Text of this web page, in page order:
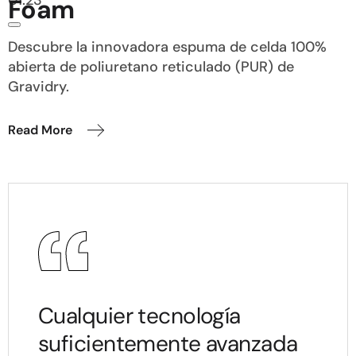
Foam
Descubre la innovadora espuma de celda 100%
abierta de poliuretano reticulado (PUR) de
Gravidry.
Read More
Cualquier tecnología
suficientemente avanzada